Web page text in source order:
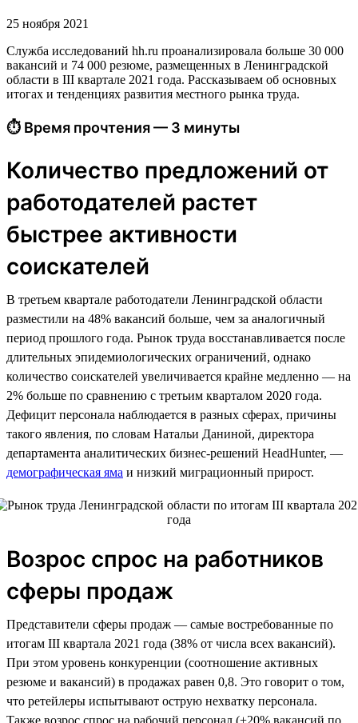
25 ноября 2021
Служба исследований hh.ru проанализировала больше 30 000
вакансий и 74 000 резюме, размещенных в Ленинградской
области в III квартале 2021 года. Рассказываем об основных
итогах и тенденциях развития местного рынка труда.
⏱ Время прочтения — 3 минуты
Количество предложений от
работодателей растет
быстрее активности
соискателей
В третьем квартале работодатели Ленинградской области
разместили на 48% вакансий больше, чем за аналогичный
период прошлого года. Рынок труда восстанавливается после
длительных эпидемиологических ограничений, однако
количество соискателей увеличивается крайне медленно — на
2% больше по сравнению с третьим кварталом 2020 года.
Дефицит персонала наблюдается в разных сферах, причины
такого явления, по словам Натальи Даниной, директора
департамента аналитических бизнес-решений HeadHunter, —
демографическая яма и низкий миграционный прирост.
Возрос спрос на работников
сферы продаж
Представители сферы продаж — самые востребованные по
итогам III квартала 2021 года (38% от числа всех вакансий).
При этом уровень конкуренции (соотношение активных
резюме и вакансий) в продажах равен 0,8. Это говорит о том,
что ретейлеры испытывают острую нехватку персонала.
Также возрос спрос на рабочий персонал (+20% вакансий по